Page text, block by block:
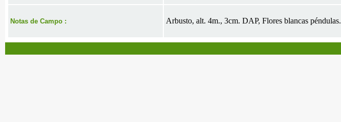
Notas de Campo : Arbusto, alt. 4m., 3cm. DAP, Flores blancas péndulas.